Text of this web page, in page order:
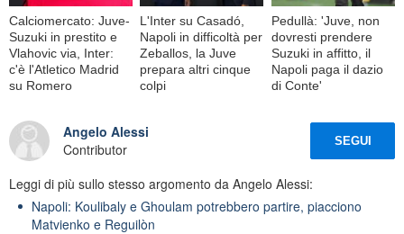
Calciomercato: Juve-
Suzuki in prestito e
Vlahovic via, Inter:
c'è l'Atletico Madrid
su Romero
L'Inter su Casadó,
Napoli in difficoltà per
Zeballos, la Juve
prepara altri cinque
colpi
Pedullà: 'Juve, non
dovresti prendere
Suzuki in affitto, il
Napoli paga il dazio
di Conte'
Angelo Alessi
Contributor
SEGUI
Leggi di più sullo stesso argomento da Angelo Alessi:
Napoli: Koulibaly e Ghoulam potrebbero partire, piacciono
Matvienko e Reguilòn